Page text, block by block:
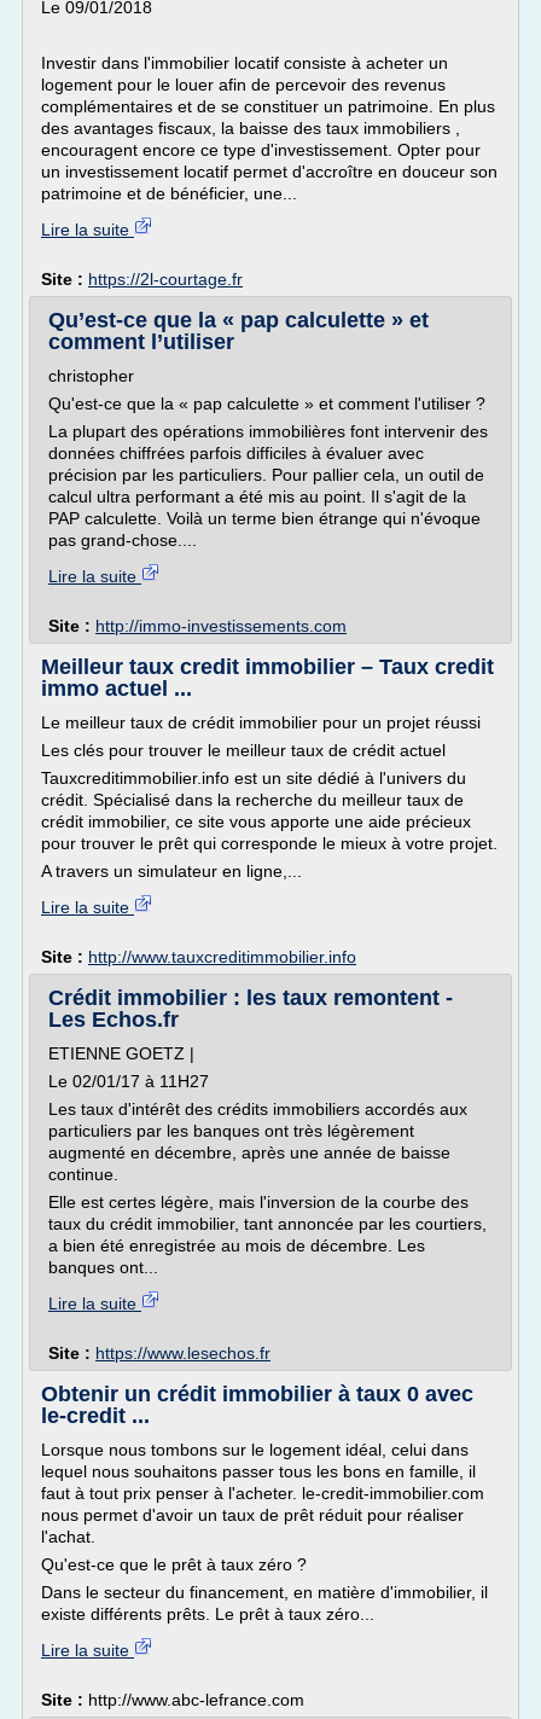
Le 09/01/2018
Investir dans l'immobilier locatif consiste à acheter un
logement pour le louer afin de percevoir des revenus
complémentaires et de se constituer un patrimoine. En plus
des avantages fiscaux, la baisse des taux immobiliers ,
encouragent encore ce type d'investissement. Opter pour
un investissement locatif permet d'accroître en douceur son
patrimoine et de bénéficier, une...
Lire la suite
Site : https://2l-courtage.fr
Qu’est-ce que la « pap calculette » et
comment l’utiliser
christopher
Qu'est-ce que la « pap calculette » et comment l'utiliser ?
La plupart des opérations immobilières font intervenir des
données chiffrées parfois difficiles à évaluer avec
précision par les particuliers. Pour pallier cela, un outil de
calcul ultra performant a été mis au point. Il s'agit de la
PAP calculette. Voilà un terme bien étrange qui n'évoque
pas grand-chose....
Lire la suite
Site : http://immo-investissements.com
Meilleur taux credit immobilier – Taux credit
immo actuel ...
Le meilleur taux de crédit immobilier pour un projet réussi
Les clés pour trouver le meilleur taux de crédit actuel
Tauxcreditimmobilier.info est un site dédié à l'univers du
crédit. Spécialisé dans la recherche du meilleur taux de
crédit immobilier, ce site vous apporte une aide précieux
pour trouver le prêt qui corresponde le mieux à votre projet.
A travers un simulateur en ligne,...
Lire la suite
Site : http://www.tauxcreditimmobilier.info
Crédit immobilier : les taux remontent -
Les Echos.fr
ETIENNE GOETZ |
Le 02/01/17 à 11H27
Les taux d'intérêt des crédits immobiliers accordés aux
particuliers par les banques ont très légèrement
augmenté en décembre, après une année de baisse
continue.
Elle est certes légère, mais l'inversion de la courbe des
taux du crédit immobilier, tant annoncée par les courtiers,
a bien été enregistrée au mois de décembre. Les
banques ont...
Lire la suite
Site : https://www.lesechos.fr
Obtenir un crédit immobilier à taux 0 avec
le-credit ...
Lorsque nous tombons sur le logement idéal, celui dans
lequel nous souhaitons passer tous les bons en famille, il
faut à tout prix penser à l'acheter. le-credit-immobilier.com
nous permet d'avoir un taux de prêt réduit pour réaliser
l'achat.
Qu'est-ce que le prêt à taux zéro ?
Dans le secteur du financement, en matière d'immobilier, il
existe différents prêts. Le prêt à taux zéro...
Lire la suite
Site : http://www.abc-lefrance.com